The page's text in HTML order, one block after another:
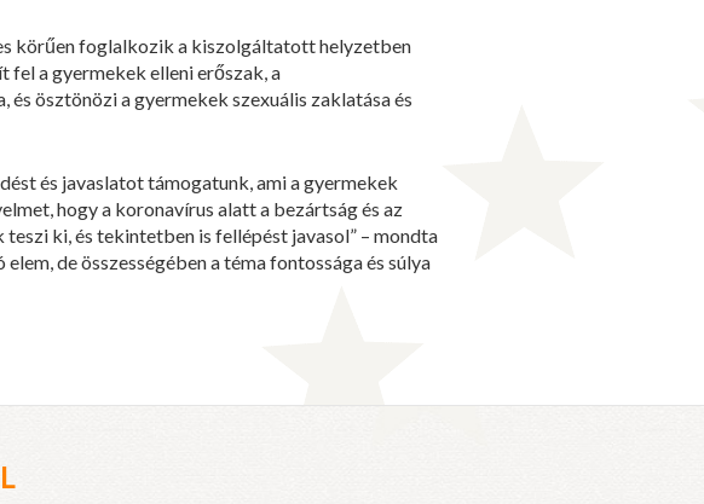
körűen foglalkozik a kiszolgáltatott helyzetben
a gyermekek elleni erőszak, a
ösztönözi a gyermekek szexuális zaklatása és
és javaslatot támogatunk, ami a gyermekek
hogy a koronavírus alatt a bezártság és az
ki, és tekintetben is fellépést javasol” – mondta
de összességében a téma fontossága és súlya